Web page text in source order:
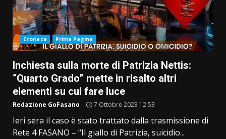
Cronaca Prima Pagina
Inchiesta sulla morte di Patrizia Nettis:
“Quarto Grado” mette in risalto altri
elementi su cui fare luce
Redazione GoFasano 7 Ottobre 2023 12:53
Ieri sera il caso è stato trattato dalla trasmissione di
Rete 4 FASANO – “Il giallo di Patrizia, suicidio...